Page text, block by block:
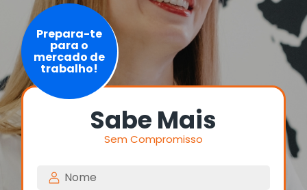
Prepara-te
para o
mercado de
trabalho!
Sabe Mais
Sem Compromisso